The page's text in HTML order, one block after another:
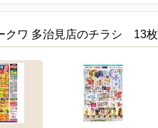
クワ 多治見店のチラシ 13枚